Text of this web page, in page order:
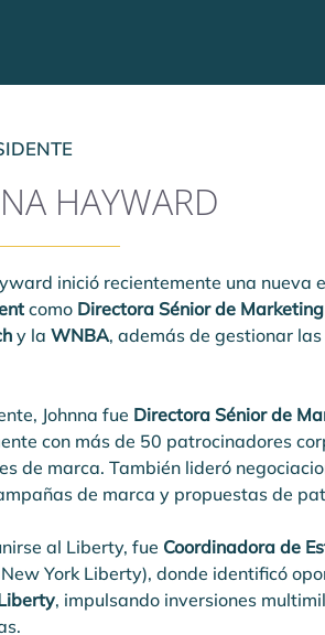
HAYWARD
inició recientemente una
como Directora Sénior de
y la WNBA, además de gestionar
Johnna fue Directora Sénior de
con más de 50 patrocinadores
de marca. También lideró
de marca y propuestas de
al Liberty, fue Coordinadora de
York Liberty), donde identificó
, impulsando inversiones